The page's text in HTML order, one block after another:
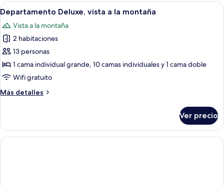
Abrir
todas
las
fotos
de
Departamento
Deluxe,
a
Un comedor con techo de patrón
7
Departamento Deluxe, vista a la montaña
Vista a la montaña
2 habitaciones
13 personas
1 cama individual grande, 10 camas individuales y 1 cama doble
Wifi gratuito
Más detalles
Más
Deluxe,
vista
a
Ver precio